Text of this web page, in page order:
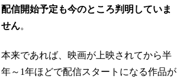
配信開始予定も今のところ判明していま
せん。
本来であれば、映画が上映されてから半
年～1年ほどで配信スタートになる作品が